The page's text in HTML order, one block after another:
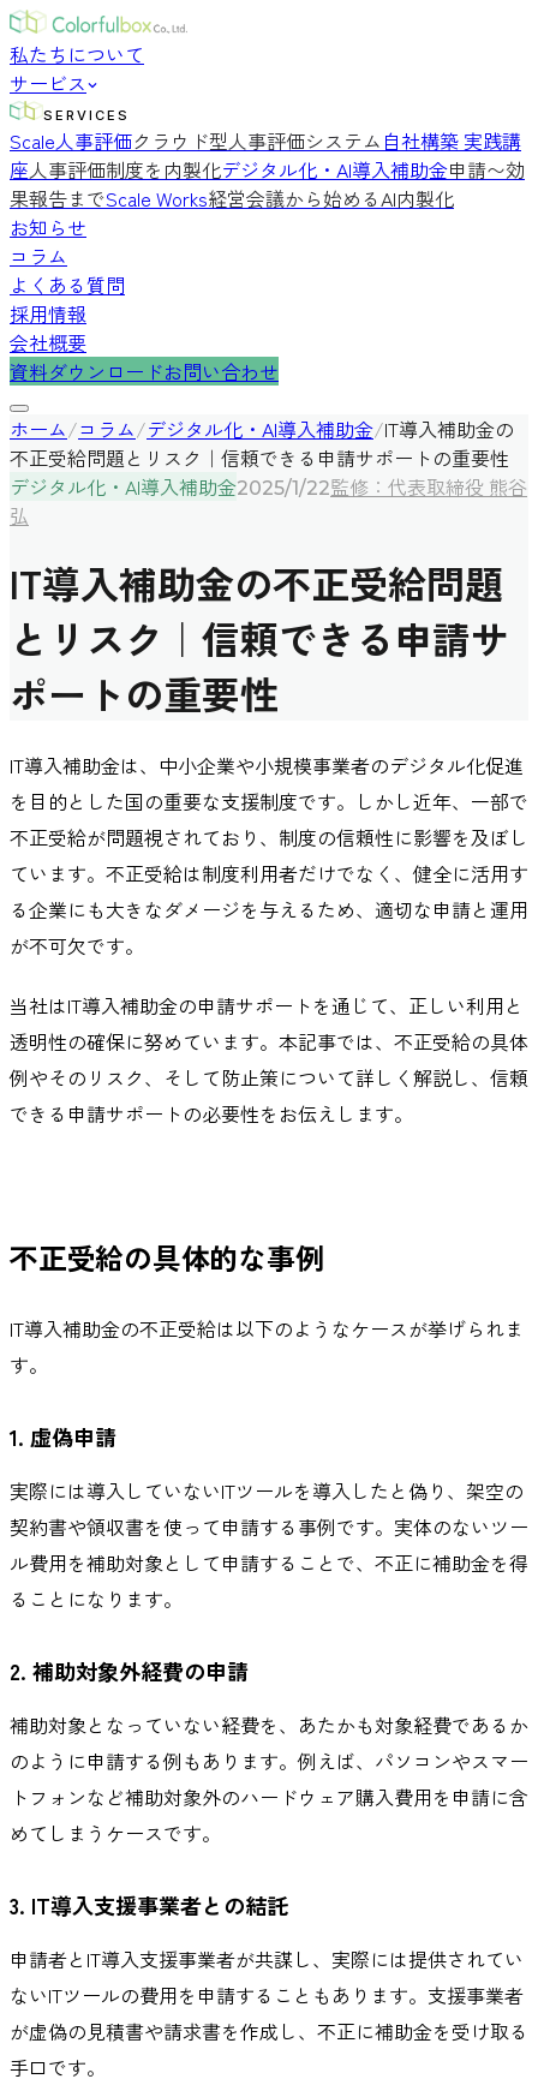
私たちについて
サービス
SERVICES
Scale人事評価クラウド型人事評価システム 自社構築 実践講
座人事評価制度を内製化デジタル化・AI導入補助金申請〜効
果報告までScale Works経営会議から始めるAI内製化
お知らせ
コラム
よくある質問
採用情報
会社概要
資料ダウンロードお問い合わせ
ホーム/コラム/デジタル化・AI導入補助金/IT導入補助金の
不正受給問題とリスク｜信頼できる申請サポートの重要性
デジタル化・AI導入補助金2025/1/22監修：代表取締役 熊谷
弘
IT導入補助金の不正受給問題
とリスク｜信頼できる申請サ
ポートの重要性
IT導入補助金は、中小企業や小規模事業者のデジタル化促進
を目的とした国の重要な支援制度です。しかし近年、一部で
不正受給が問題視されており、制度の信頼性に影響を及ぼし
ています。不正受給は制度利用者だけでなく、健全に活用す
る企業にも大きなダメージを与えるため、適切な申請と運用
が不可欠です。
当社はIT導入補助金の申請サポートを通じて、正しい利用と
透明性の確保に努めています。本記事では、不正受給の具体
例やそのリスク、そして防止策について詳しく解説し、信頼
できる申請サポートの必要性をお伝えします。
不正受給の具体的な事例
IT導入補助金の不正受給は以下のようなケースが挙げられま
す。
1. 虚偽申請
実際には導入していないITツールを導入したと偽り、架空の
契約書や領収書を使って申請する事例です。実体のないツー
ル費用を補助対象として申請することで、不正に補助金を得
ることになります。
2. 補助対象外経費の申請
補助対象となっていない経費を、あたかも対象経費であるか
のように申請する例もあります。例えば、パソコンやスマー
トフォンなど補助対象外のハードウェア購入費用を申請に含
めてしまうケースです。
3. IT導入支援事業者との結託
申請者とIT導入支援事業者が共謀し、実際には提供されてい
ないITツールの費用を申請することもあります。支援事業者
が虚偽の見積書や請求書を作成し、不正に補助金を受け取る
手口です。